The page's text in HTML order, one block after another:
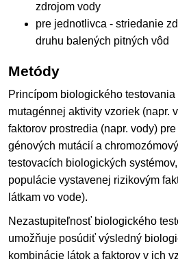
zdrojom vody
pre jednotlivca - striedanie
druhu balených pitných vôd
Metódy
Princípom biologického
mutagénnej aktivity vzoriek (napr.
faktorov prostredia (napr. vody)
génových mutácií a
testovacích biologických
populácie vystavenej rizikovým
látkam vo vode).
Nezastupiteľnosť biologického
umožňuje posúdiť výsledný
kombinácie látok a faktorov v ich